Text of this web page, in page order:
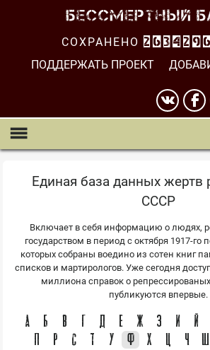
СОХРАНЕНО 2634296
ПОДДЕРЖАТЬ ПРОЕКТ
Единая база данных жертв
СССР
Включает в себя информацию о людях,
государством в период с октября 1917-го
которых собраны воедино из сотен книг
списков и мартирологов. Уже сегодня
миллиона справок о
публикуются впервые.
А Б В Г Д Е Ж З И Й
П
Р С Т У Ф Х Ц Ч Ш